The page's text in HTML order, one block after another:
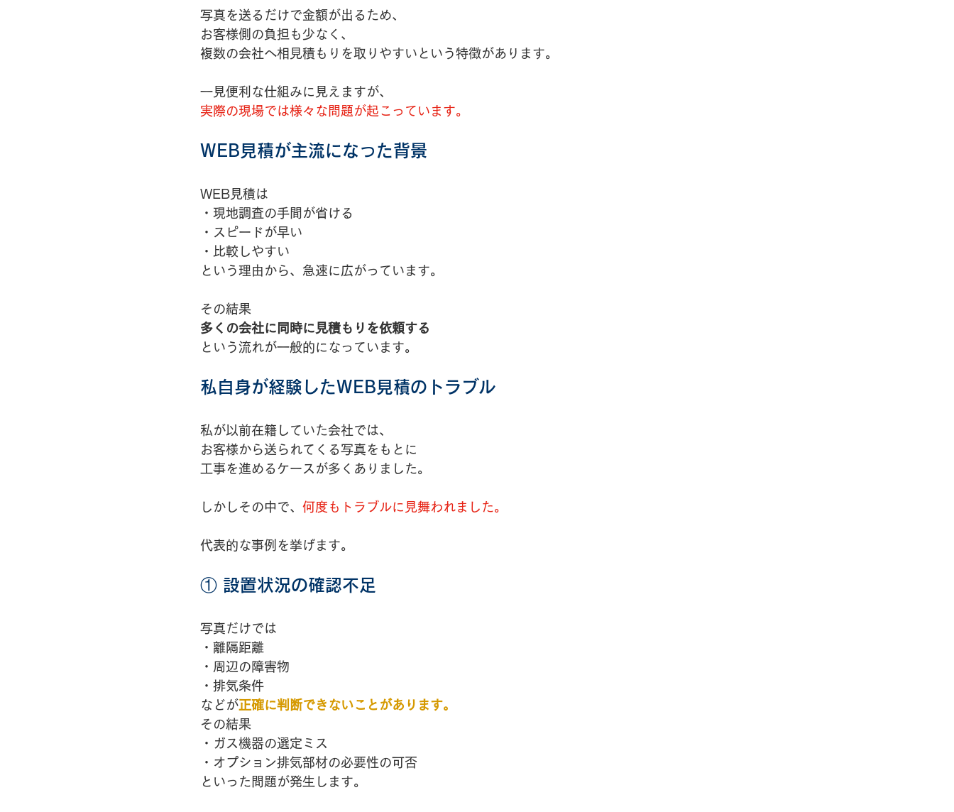
写真を送るだけで金額が出るため、
お客様側の負担も少なく、
複数の会社へ相見積もりを取りやすいという特徴があります。
一見便利な仕組みに見えますが、
実際の現場では様々な問題が起こっています。
WEB見積が主流になった背景
WEB見積は
・現地調査の手間が省ける
・スピードが早い
・比較しやすい
という理由から、急速に広がっています。
その結果
多くの会社に同時に見積もりを依頼する
という流れが一般的になっています。
私自身が経験したWEB見積のトラブル
私が以前在籍していた会社では、
お客様から送られてくる写真をもとに
工事を進めるケースが多くありました。
しかしその中で、 何度もトラブルに見舞われました。
代表的な事例を挙げます。
① 設置状況の確認不足
写真だけでは
・離隔距離
・周辺の障害物
・排気条件
などが正確に判断できないことがあります。
その結果
・ガス機器の選定ミス
・オプション排気部材の必要性の可否
といった問題が発生します。